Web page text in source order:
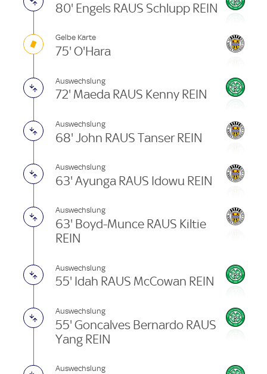
80' Engels RAUS Schlupp REIN
Gelbe Karte
75' O'Hara
Auswechslung
72' Maeda RAUS Kenny REIN
Auswechslung
68' John RAUS Tanser REIN
Auswechslung
63' Ayunga RAUS Idowu REIN
Auswechslung
63' Boyd-Munce RAUS Kiltie
REIN
Auswechslung
55' Idah RAUS McCowan REIN
Auswechslung
55' Goncalves Bernardo RAUS
Yang REIN
Auswechslung